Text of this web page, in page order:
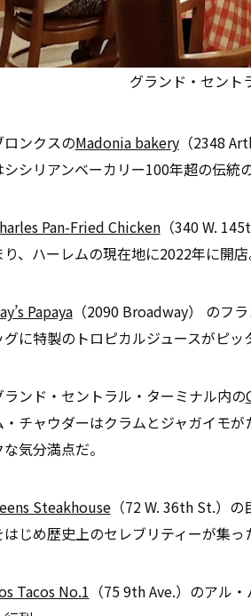
グランド・セント
ロンクスのMadonia bakery（2348
シシリアンベーカリー100年超の伝統の
Pan-Fried Chicken（340 W.
り、ハーレムの現在地に2022年に開店
Papaya（2090 Broadway） のフ
グに特製のトロピカルジュースがピッ
ランド・セントラル・ターミナル内の
・チャウダーはクラムとジャガイモ
な気分満点だ。
Steakhouse（72 W. 36th St.）の
はじめ歴史上のセレブリティーが集っ
Tacos No.1 （75 9th Ave.）のアル